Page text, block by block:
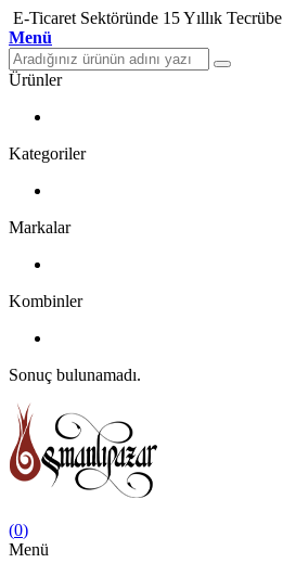
E-Ticaret Sektöründe 15 Yıllık Tecrübe
Menü
Ürünler
Kategoriler
Markalar
Kombinler
Sonuç bulunamadı.
(0)
Menü